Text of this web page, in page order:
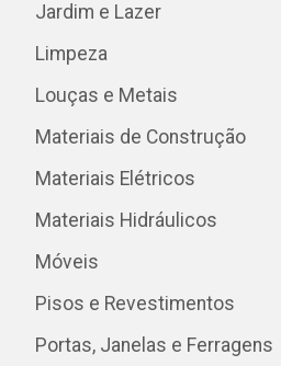
Jardim e Lazer
Limpeza
Louças e Metais
Materiais de Construção
Materiais Elétricos
Materiais Hidráulicos
Móveis
Pisos e Revestimentos
Portas, Janelas e Ferragens